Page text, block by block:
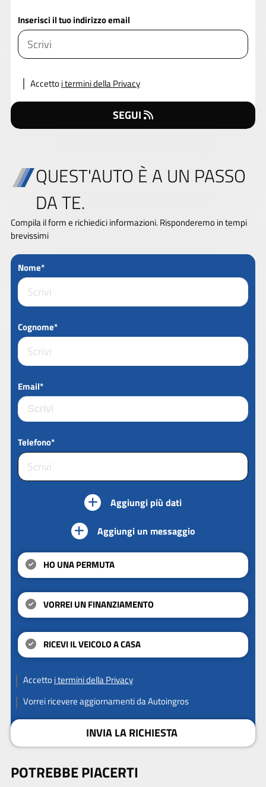
Inserisci il tuo indirizzo email
Accettoi termini della Privacy
SEGUI
QUEST'AUTO È A UN PASSO
DA TE.
Compila il form e richiedici informazioni. Risponderemo in tempi
brevissimi
Nome*
Cognome*
Email*
Telefono*
Aggiungi più dati
Aggiungi un messaggio
HO UNA PERMUTA
VORREI UN FINANZIAMENTO
RICEVI IL VEICOLO A CASA
Accettoi termini della Privacy
Vorrei ricevere aggiornamenti da Autoingros
INVIA LA RICHIESTA
POTREBBE PIACERTI